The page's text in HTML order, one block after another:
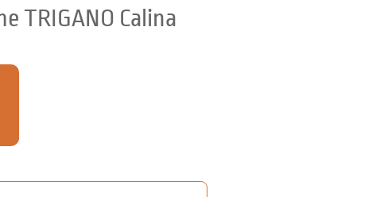
TRIGANO Calina